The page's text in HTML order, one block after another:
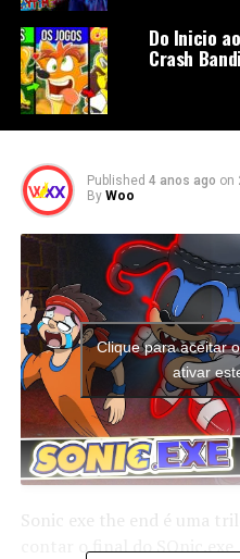
Do Inicio
Crash
Published 4 anos ago on
By Woo
Clique para aceitar
ativar
Sonic exe the end é uma
contar o final do SOnic.exe